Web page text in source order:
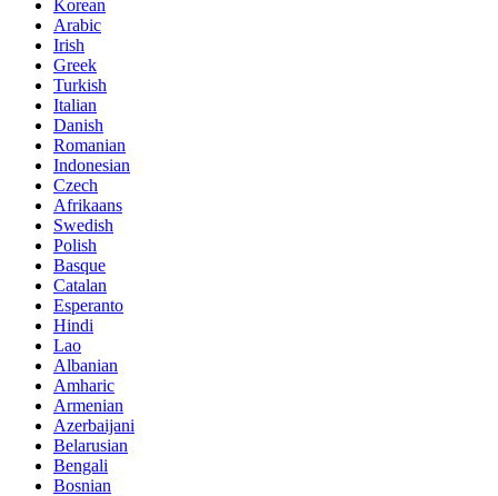
Korean
Arabic
Irish
Greek
Turkish
Italian
Danish
Romanian
Indonesian
Czech
Afrikaans
Swedish
Polish
Basque
Catalan
Esperanto
Hindi
Lao
Albanian
Amharic
Armenian
Azerbaijani
Belarusian
Bengali
Bosnian